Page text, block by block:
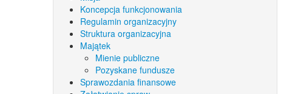
Koncepcja funkcjonowania
Regulamin organizacyjny
Struktura organizacyjna
Majątek
Mienie publiczne
Pozyskane fundusze
Sprawozdania finansowe